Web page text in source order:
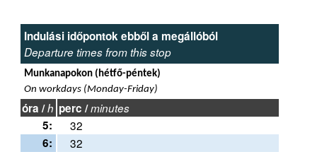
Indulási időpontok ebből a megállóból
Departure times from this stop
Munkanapokon (hétfő-péntek)
On workdays (Monday-Friday)
óra /h perc /minutes
5:
32
6:
32